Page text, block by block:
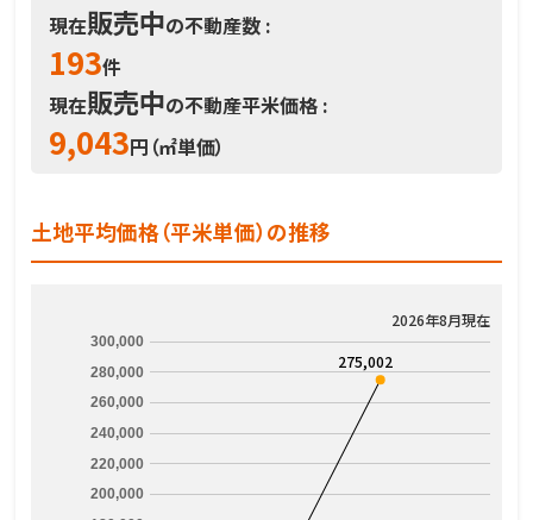
現在販売中の不動産数 :
193件
現在販売中の不動産平米価格 :
9,043円（㎡単価）
土地平均価格（平米単価）の推移
2026年8月現在
200,000
220,000
240,000
260,000
280,000
300,000
275,002